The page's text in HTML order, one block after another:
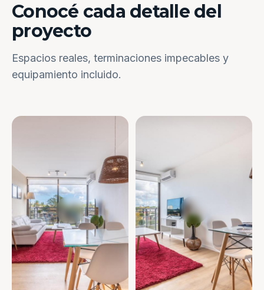
Conocé cada detalle del
proyecto
Espacios reales, terminaciones impecables y
equipamiento incluido.